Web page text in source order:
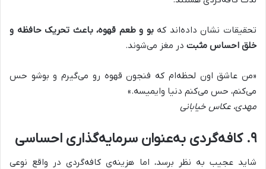
تحقیقات نشان داده‌اند کهبو و طعم قهوه، باعث تحریک حافظه و
خلق احساس مثبت در مغز می‌شوند.
«من عاشق اون لحظه‌ام که فنجون قهوه رو می‌گیرم و بوشو حس
می‌کنم، حس می‌کنم دنیا وایمیسه.»
مهدی، عکاس خیابانی
۹.کافه‌گردی به‌عنوان سرمایه‌گذاری احساسی
شاید عجیب به نظر برسد، اما هزینه‌ی کافه‌گردی در واقع نوعی